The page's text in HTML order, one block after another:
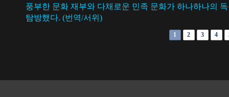
풍부한 문화 재부와 다채로운 민족 문화가 하나하나의
탐방했다. (번역/서위)
1 2 3 4